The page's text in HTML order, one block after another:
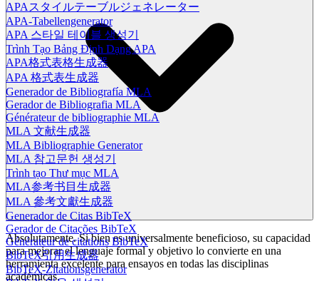
APAスタイルテーブルジェネレーター
APA-Tabellengenerator
APA 스타일 테이블 생성기
Trình Tạo Bảng Định Dạng APA
APA格式表格生成器
APA 格式表生成器
Generador de Bibliografía MLA
Gerador de Bibliografia MLA
Générateur de bibliographie MLA
MLA 文献生成器
MLA Bibliographie Generator
MLA 참고문헌 생성기
Trình tạo Thư mục MLA
MLA参考书目生成器
MLA 參考文獻生成器
Generador de Citas BibTeX
Gerador de Citações BibTeX
Générateur de citations BibTeX
BibTeX引用生成器
BibTeX-Zitationsgenerator
Absolutamente. Si bien es universalmente beneficioso, su capacidad
para mejorar el lenguaje formal y objetivo lo convierte en una
herramienta excelente para ensayos en todas las disciplinas
académicas.